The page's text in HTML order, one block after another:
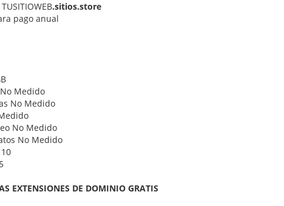
.sitios.store
pago anual
Medido
No Medido
No Medido
No Medido
EXTENSIONES DE DOMINIO GRATIS